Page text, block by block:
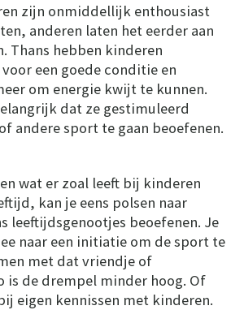
zijn onmiddellijk enthousiast
anderen laten het eerder aan
Thans hebben kinderen
een goede conditie en
om energie kwijt te kunnen.
dat ze gestimuleerd
andere sport te gaan beoefenen.
wat er zoal leeft bij kinderen
kan je eens polsen naar
leeftijdsgenootjes beoefenen. Je
naar een initiatie om de sport te
met dat vriendje of
is de drempel minder hoog. Of
eigen kennissen met kinderen.